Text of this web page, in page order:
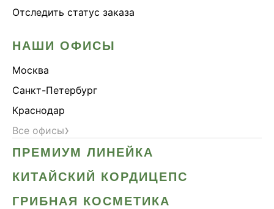
Отследить статус заказа
НАШИ ОФИСЫ
Москва
Санкт-Петербург
Краснодар
Все офисы›
ПРЕМИУМ ЛИНЕЙКА
КИТАЙСКИЙ КОРДИЦЕПС
ГРИБНАЯ КОСМЕТИКА